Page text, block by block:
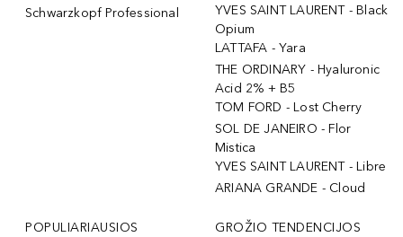
Schwarzkopf Professional
YVES SAINT LAURENT - Black
Opium
LATTAFA - Yara
THE ORDINARY - Hyaluronic
Acid 2% + B5
TOM FORD - Lost Cherry
SOL DE JANEIRO - Flor
Mistica
YVES SAINT LAURENT - Libre
ARIANA GRANDE - Cloud
POPULIARIAUSIOS
GROŽIO TENDENCIJOS